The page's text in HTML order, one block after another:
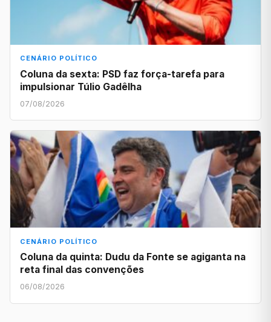
CENÁRIO POLÍTICO
Coluna da sexta: PSD faz força-tarefa para
impulsionar Túlio Gadêlha
07/08/2026
CENÁRIO POLÍTICO
Coluna da quinta: Dudu da Fonte se agiganta na
reta final das convenções
06/08/2026